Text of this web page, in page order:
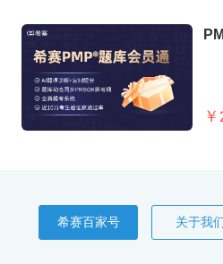
￥
希赛百家号 关于我